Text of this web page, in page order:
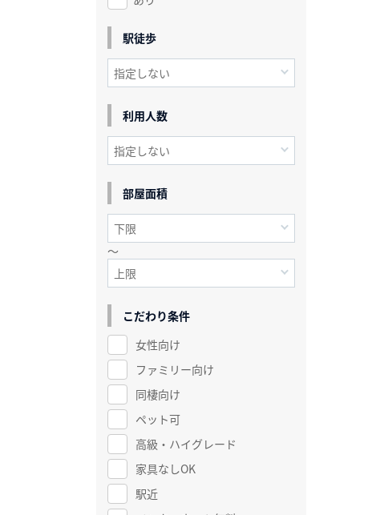
駅徒歩
利用人数
部屋面積
～
こだわり条件
女性向け
ファミリー向け
同棲向け
ペット可
高級・ハイグレード
家具なしOK
駅近